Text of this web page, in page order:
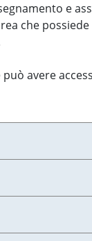
e
che possiede
avere